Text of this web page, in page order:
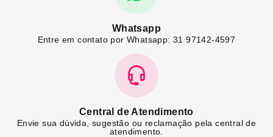
Whatsapp
Entre em contato por Whatsapp: 31 97142-4597
Central de Atendimento
Envie sua dúvida, sugestão ou reclamação pela central de
atendimento.